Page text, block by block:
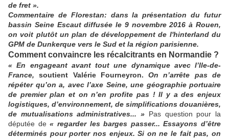
de fret ».
Commentaire de Florestan: dans la présentation du futur
bassin Seine Escaut diffusée le 9 novembre 2016 à Rouen,
on voit plutôt un plan de développement de l'hinterland du
GPM de Dunkerque vers le Sud et la région parisienne.
Comment convaincre les récalcitrants en Normandie ?
« En engageant avant tout une dynamique avec l’Ile-de-
France, soutient Valérie Fourneyron. On n’arrête pas de
répéter qu’on a, avec l’axe Seine, une géographie portuaire
de premier plan et on n’en profite pas ! Il y a des enjeux
logistiques, d’environnement, de simplifications douanières,
de mutualisations administratives... » Pas question pour la
députée de« regarder les barges passer... Essayons d’être
déterminés pour porter nos enjeux. Si on ne le fait pas, on